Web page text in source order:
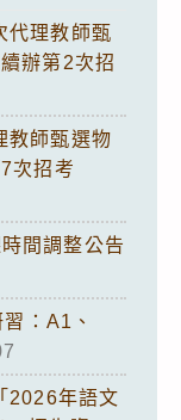
代理教師甄
辦第2次招
教師甄選物
次招考
間調整公告
：A1、
2026年語文